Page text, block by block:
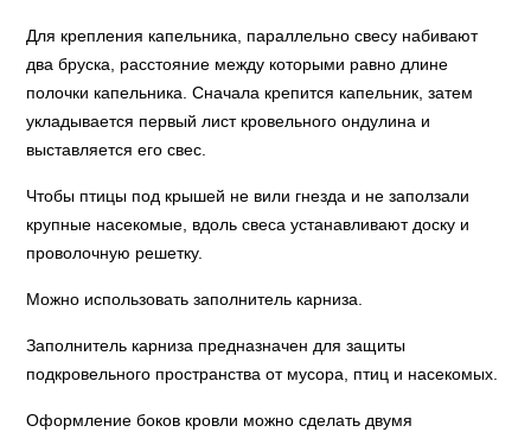
Для крепления капельника, параллельно свесу набивают
два бруска, расстояние между которыми равно длине
полочки капельника. Сначала крепится капельник, затем
укладывается первый лист кровельного ондулина и
выставляется его свес.
Чтобы птицы под крышей не вили гнезда и не заползали
крупные насекомые, вдоль свеса устанавливают доску и
проволочную решетку.
Можно использовать заполнитель карниза.
Заполнитель карниза предназначен для защиты
подкровельного пространства от мусора, птиц и насекомых.
Оформление боков кровли можно сделать двумя